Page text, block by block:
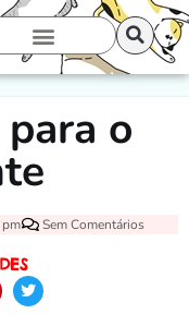
o
Sem Comentários